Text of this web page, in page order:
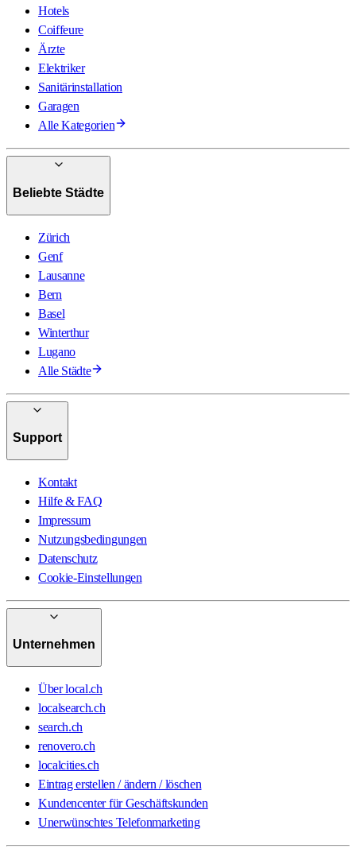
Hotels
Coiffeure
Ärzte
Elektriker
Sanitärinstallation
Garagen
Alle Kategorien
Beliebte Städte
Zürich
Genf
Lausanne
Bern
Basel
Winterthur
Lugano
Alle Städte
Support
Kontakt
Hilfe & FAQ
Impressum
Nutzungsbedingungen
Datenschutz
Cookie-Einstellungen
Unternehmen
Über local.ch
localsearch.ch
search.ch
renovero.ch
localcities.ch
Eintrag erstellen / ändern / löschen
Kundencenter für Geschäftskunden
Unerwünschtes Telefonmarketing